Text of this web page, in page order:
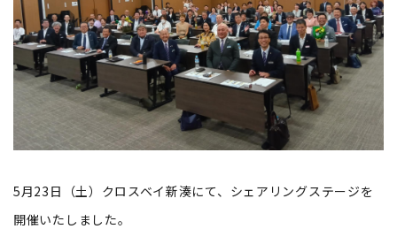
5月23日（土）クロスベイ新湊にて、シェアリングステージを
開催いたしました。